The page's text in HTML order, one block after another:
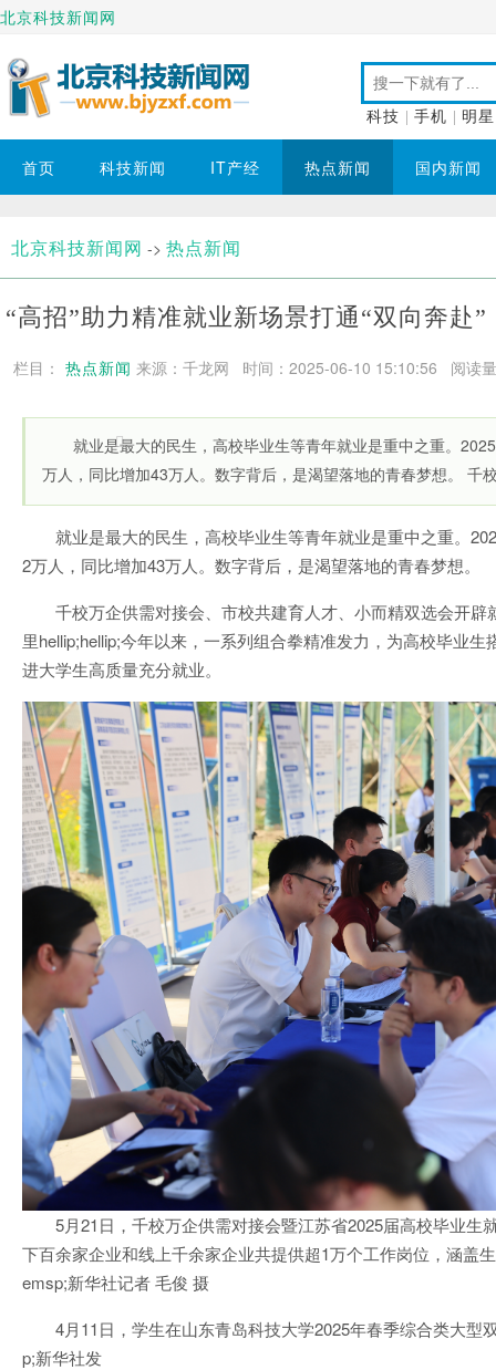
北京科技新闻网
科技 手机 明星
首页 科技新闻 IT产经 热点新闻 国内新闻
北京科技新闻网 -> 热点新闻
“高招”助力精准就业新场景打通“双向奔赴”
栏目： 热点新闻 来源：千龙网 时间：2025-06-10 15:10:56 阅读
就业是最大的民生，高校毕业生等青年就业是重中之重。
万人，同比增加43万人。数字背后，是渴望落地的青春梦想。 千
就业是最大的民生，高校毕业生等青年就业是重中之重。
2万人，同比增加43万人。数字背后，是渴望落地的青春梦想。
千校万企供需对接会、市校共建育人才、小而精双选会开
里hellip;hellip;今年以来，一系列组合拳精准发力，为高校毕业
进大学生高质量充分就业。
5月21日，千校万企供需对接会暨江苏省2025届高校毕业生
下百余家企业和线上千余家企业共提供超1万个工作岗位，涵盖
emsp;新华社记者 毛俊 摄
4月11日，学生在山东青岛科技大学2025年春季综合类大型
p;新华社发